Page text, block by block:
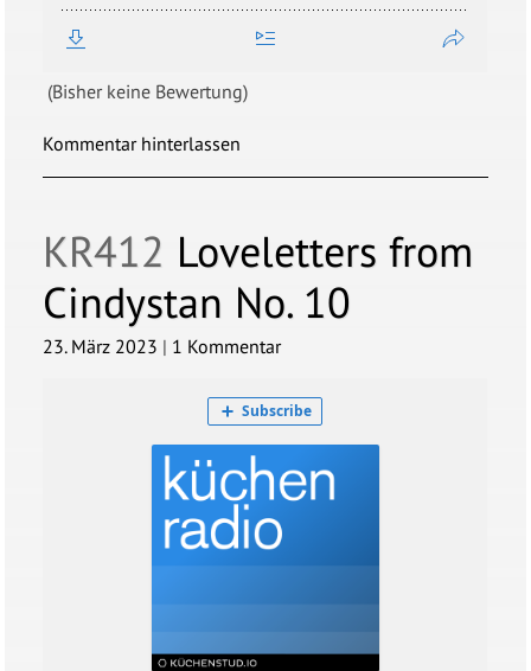
(Bisher keine Bewertung)
Kommentar hinterlassen
KR412 Loveletters from
Cindystan No. 10
23. März 2023 | 1 Kommentar